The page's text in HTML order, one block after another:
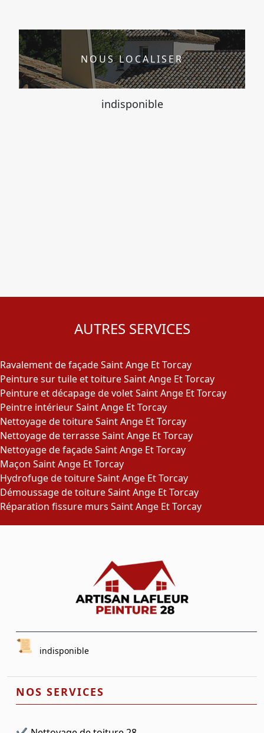
NOUS LOCALISER
indisponible
AUTRES SERVICES
Ravalement de façade Saint Ange Et Torcay
Peinture sur tuile et toiture Saint Ange Et Torcay
Peinture et décapage de volet Saint Ange Et Torcay
Peintre intérieur Saint Ange Et Torcay
Nettoyage de toiture Saint Ange Et Torcay
Nettoyage de terrasse Saint Ange Et Torcay
Nettoyage de façade Saint Ange Et Torcay
Maçon Saint Ange Et Torcay
Hydrofuge de toiture Saint Ange Et Torcay
Démoussage de toiture Saint Ange Et Torcay
Réparation fissure murs Saint Ange Et Torcay
indisponible
NOS SERVICES